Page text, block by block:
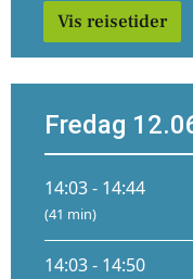
Vis reisetider
Fredag
14:03 - 14:44
(41 min)
14:03 - 14:50